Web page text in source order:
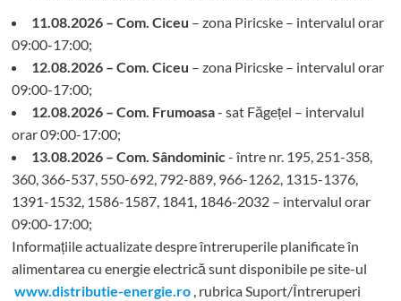
11.08.2026 – Com. Ciceu – zona Piricske – intervalul orar
09:00-17:00;
12.08.2026 – Com. Ciceu – zona Piricske – intervalul orar
09:00-17:00;
12.08.2026 – Com. Frumoasa- sat Făgețel – intervalul
orar 09:00-17:00;
13.08.2026 – Com. Sândominic- între nr. 195, 251-358,
360, 366-537, 550-692, 792-889, 966-1262, 1315-1376,
1391-1532, 1586-1587, 1841, 1846-2032 – intervalul orar
09:00-17:00;
Informațiile actualizate despre întreruperile planificate în
alimentarea cu energie electrică sunt disponibile pe site-ul
www.distributie-energie.ro , rubrica Suport/Întreruperi